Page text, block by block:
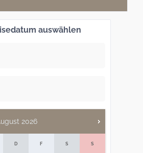
auswählen
2026
D F S S